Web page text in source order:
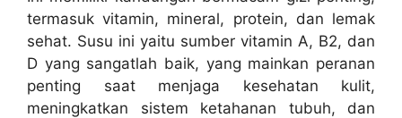
termasuk vitamin, mineral, protein, dan lemak
sehat. Susu ini yaitu sumber vitamin A, B2, dan
D yang sangatlah baik, yang mainkan peranan
penting saat menjaga kesehatan kulit,
meningkatkan sistem ketahanan tubuh, dan